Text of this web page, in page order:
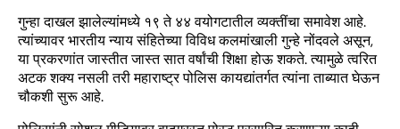
गुन्हा दाखल झालेल्यांमध्ये १९ ते ४४ वयोगटातील व्यक्तींचा समावेश आहे.
त्यांच्यावर भारतीय न्याय संहितेच्या विविध कलमांखाली गुन्हे नोंदवले असून,
या प्रकरणांत जास्तीत जास्त सात वर्षांची शिक्षा होऊ शकते. त्यामुळे त्वरित
अटक शक्य नसली तरी महाराष्ट्र पोलिस कायद्यांतर्गत त्यांना ताब्यात घेऊन
चौकशी सुरू आहे.